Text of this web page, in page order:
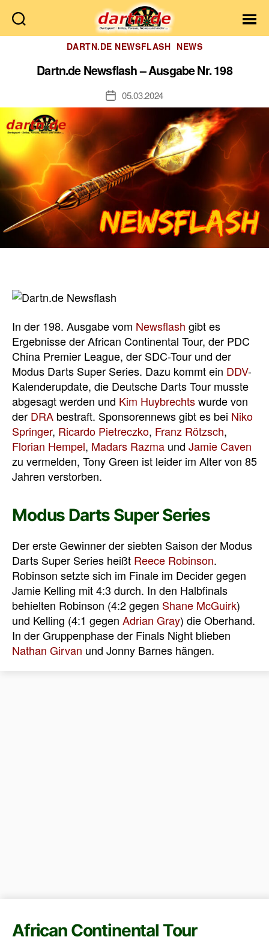
Dartn.de
Kategorien
DARTN.DE NEWSFLASH NEWS
Dartn.de Newsflash – Ausgabe Nr. 198
Veröffentlichungsdatum
05.03.2024
In der 198. Ausgabe vom Newsflash gibt es
Ergebnisse der African Continental Tour, der PDC
China Premier League, der SDC-Tour und der
Modus Darts Super Series. Dazu kommt ein DDV-
Kalenderupdate, die Deutsche Darts Tour musste
abgesagt werden und Kim Huybrechtswurde von
der DRA bestraft. Sponsorennews gibt es bei Niko
Springer, Ricardo Pietreczko, Franz Rötzsch,
Florian Hempel, Madars Razma und Jamie Caven
zu vermelden, Tony Green ist leider im Alter von 85
Jahren verstorben.
Modus Darts Super Series
Der erste Gewinner der siebten Saison der Modus
Darts Super Series heißt Reece Robinson.
Robinson setzte sich im Finale im Decider gegen
Jamie Kelling mit 4:3 durch. In den Halbfinals
behielten Robinson (4:2 gegen Shane McGuirk)
und Kelling (4:1 gegen Adrian Gray) die Oberhand.
In der Gruppenphase der Finals Night blieben
Nathan Girvan und Jonny Barnes hängen.
African Continental Tour